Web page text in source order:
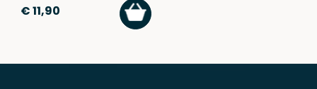
€ 11,90
AGGIUNGI
AL
CARRELLO